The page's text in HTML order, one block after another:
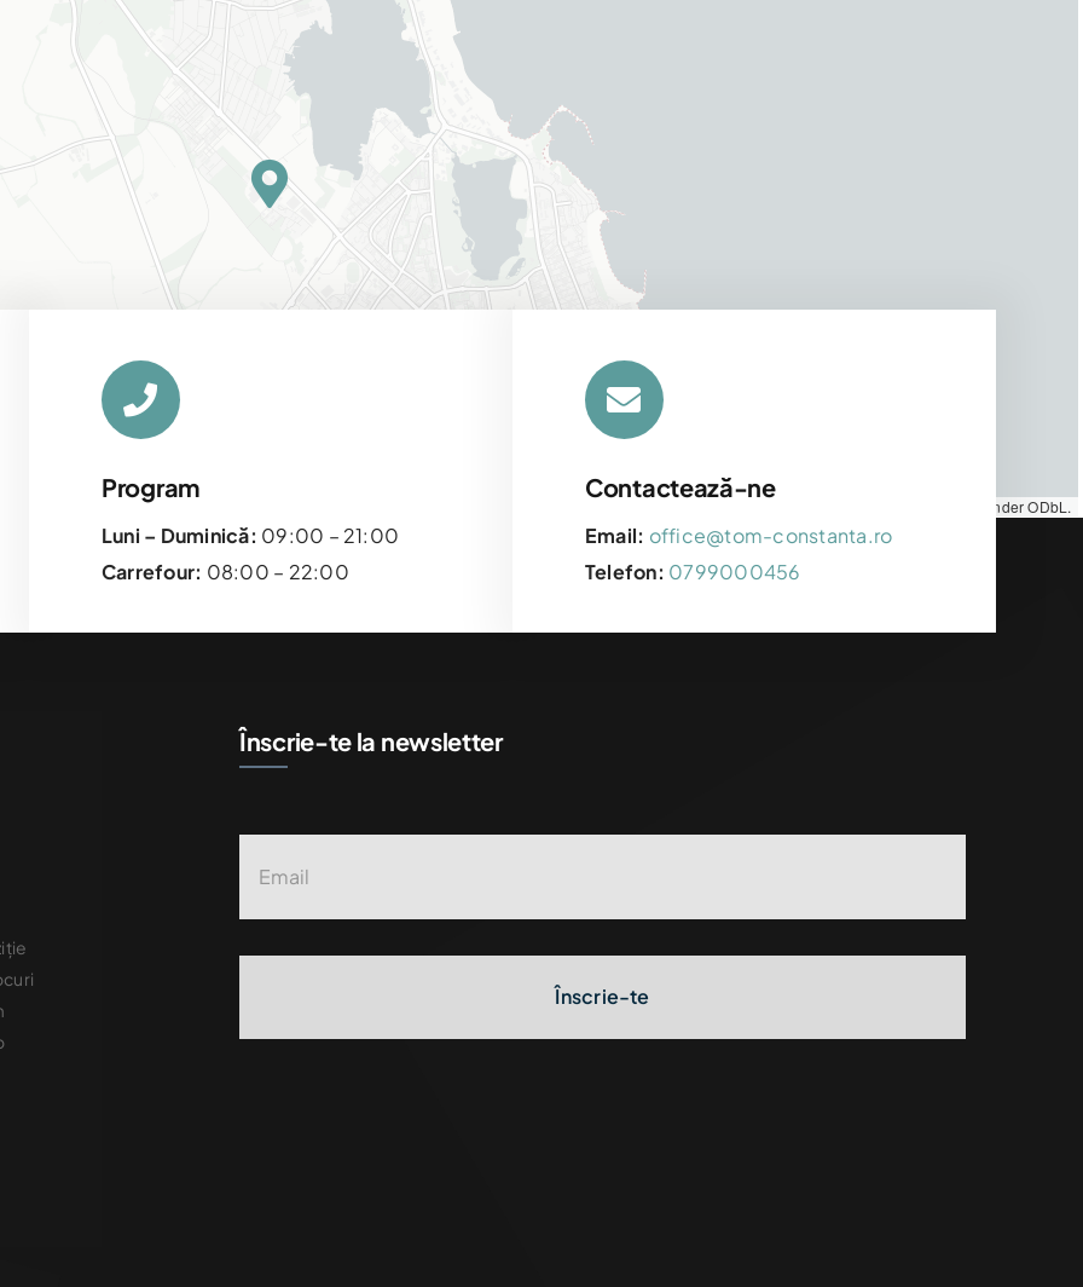
, under ODbL.
Program
Luni – Duminică: 09:00 – 21:00
Carrefour: 08:00 – 22:00
Contactează-ne
Email: office@tom-constanta.ro
Telefon: 0799000456
Înscrie-te la newsletter
Înscrie-te